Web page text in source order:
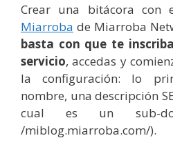
Crear una bitácora con
Miarroba de Miarroba
basta con que te
servicio, accedas y
la configuración: lo
nombre, una descripción
cual es un sub-
/miblog.miarroba.com/).